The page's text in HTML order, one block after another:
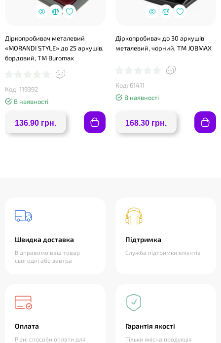
Діркопробивач металевий
«MORANDI STYLE» до 25 аркушів,
бордовий, TM Buromax
Код: 119392
В наявності
136.90 грн.
Діркопробивач до 30 аркушів
металевий, чорний, ТМ JOBMAX
Код: 61411
В наявності
168.30 грн.
Швидка доставка
Відправимо ваш товар
сьогодні або завтра
Підтримка
Служба підтримки клієнтів
Оплата
Різні способи оплати для
Гарантія якості
Тільки якісна продукція